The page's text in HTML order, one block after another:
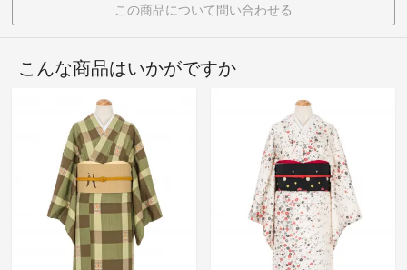
この商品について問い合わせる
こんな商品はいかがですか